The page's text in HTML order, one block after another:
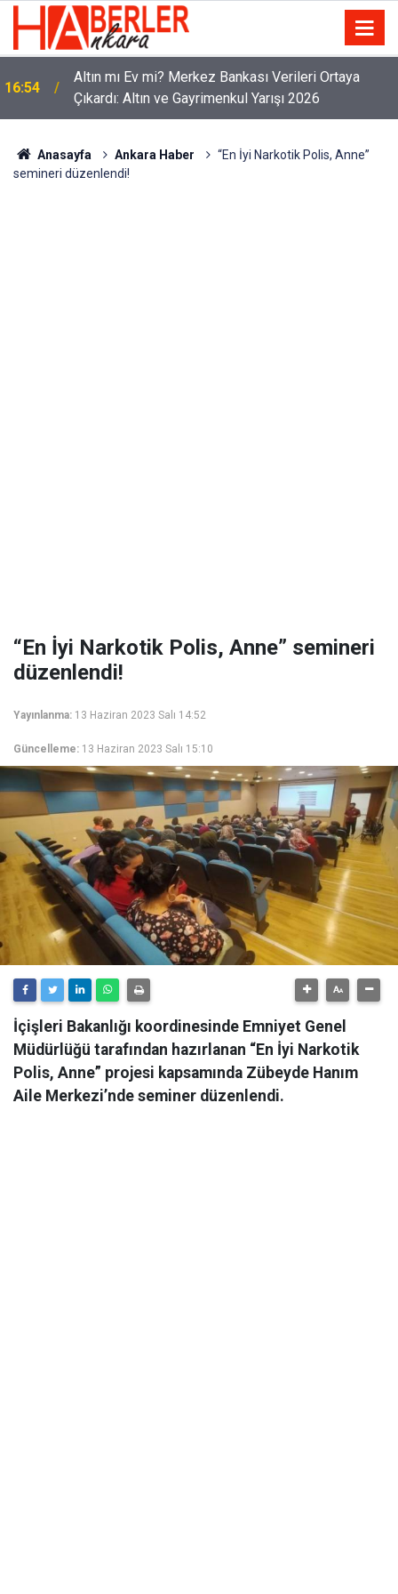
16:54
Altın mı Ev mi? Merkez Bankası Verileri Ortaya
Çıkardı: Altın ve Gayrimenkul Yarışı 2026
Anasayfa Ankara Haber
“En İyi Narkotik Polis, Anne”
semineri düzenlendi!
“En İyi Narkotik Polis, Anne” semineri
düzenlendi!
Yayınlanma: 13 Haziran 2023 Salı 14:52
Güncelleme: 13 Haziran 2023 Salı 15:10
İçişleri Bakanlığı koordinesinde Emniyet Genel
Müdürlüğü tarafından hazırlanan “En İyi Narkotik
Polis, Anne” projesi kapsamında Zübeyde Hanım
Aile Merkezi’nde seminer düzenlendi.